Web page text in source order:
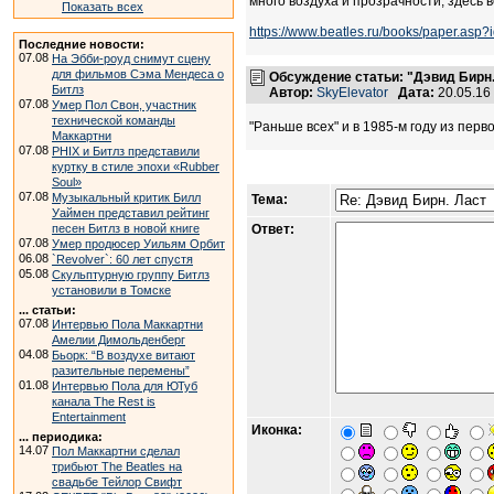
Показать всех
Последние новости:
07.08 На Эбби-роуд снимут сцену
для фильмов Сэма Мендеса о
Битлз
07.08 Умер Пол Свон, участник
технической команды
Маккартни
07.08 PHIX и Битлз представили
куртку в стиле эпохи «Rubber
Soul»
07.08 Музыкальный критик Билл
Уаймен представил рейтинг
песен Битлз в новой книге
07.08 Умер продюсер Уильям Орбит
06.08 `Revolver`: 60 лет спустя
05.08 Скульптурную группу Битлз
установили в Томске
... статьи:
07.08 Интервью Пола Маккартни
Амелии Димольденберг
04.08 Бьорк: “В воздухе витают
разительные перемены”
01.08 Интервью Пола для ЮТуб
канала The Rest is
Entertainment
... периодика:
14.07 Пол Маккартни сделал
трибьют The Beatles на
свадьбе Тейлор Свифт
https://www.beatles.ru/books/
Обсуждение статьи: "Дэвид
Автор: SkyElevator Дата:
"Раньше всех" и в 1985-м году из
Тема:
Ответ:
Иконка: